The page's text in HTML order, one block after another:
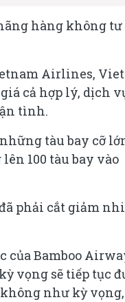
hàng không tư
Airlines,
cả hợp lý, dịch
tình.
tàu bay cỡ
100 tàu bay vào
phải cắt giảm
của Bamboo
vọng sẽ tiếp tục
như kỳ vọng,